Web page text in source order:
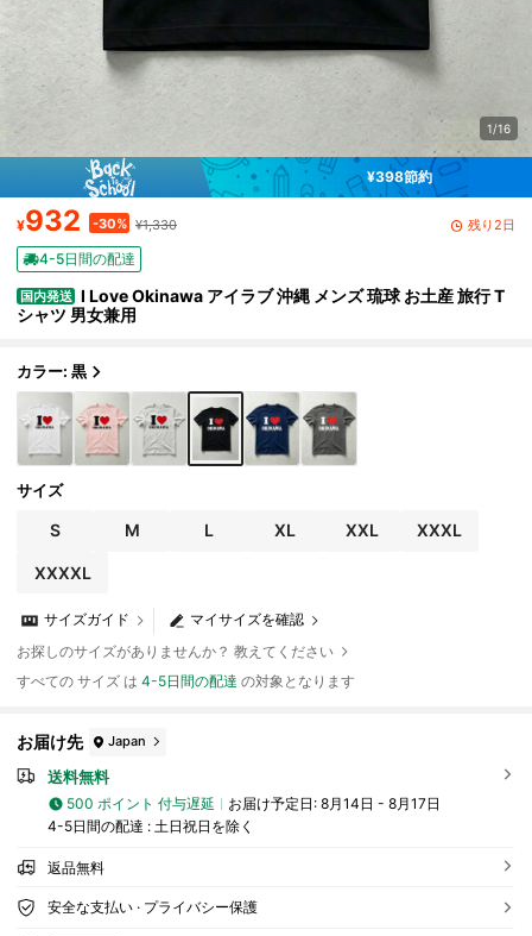
1/16
¥398節約
¥932 -30% ¥1,330 残り2日
4-5日間の配達
国内発送 I Love Okinawa アイラブ 沖縄 メンズ 琉球 お土産 旅行 T
シャツ 男女兼用
カラー: 黒
サイズ
S M L XL XXL XXXL
XXXXL
マイサイズを確認
サイズガイド
お探しのサイズがありませんか？ 教えてください
すべての サイズ は4-5日間の配達 の対象となります
お届け先 Japan
送料無料
500 ポイント 付与遅延 お届け予定日: 8月14日 - 8月17日
4-5日間の配達 : 土日祝日を除く
返品無料
安全な支払い · プライバシー保護